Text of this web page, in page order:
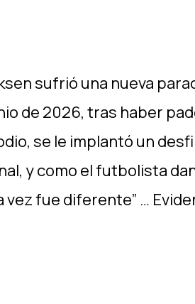
sufrió una nueva
de 2026, tras haber
se le implantó un
y como el futbolista
fue diferente” …